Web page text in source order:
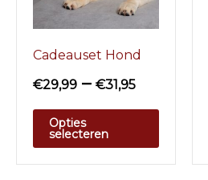
Cadeauset Hond
€29,99 – €31,95
Opties
selecteren